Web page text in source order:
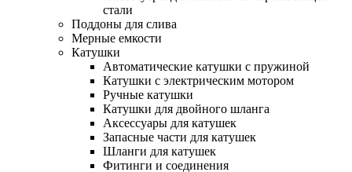
стали
Поддоны для слива
Мерные емкости
Катушки
Автоматические катушки с пружиной
Катушки с электрическим мотором
Ручные катушки
Катушки для двойного шланга
Аксессуары для катушек
Запасные части для катушек
Шланги для катушек
Фитинги и соединения